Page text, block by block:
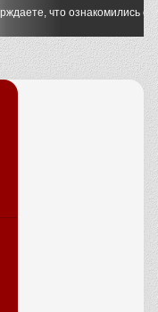
что ознакомились с